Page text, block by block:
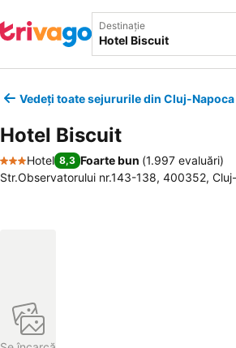
Destinație
Vedeți toate sejururile din Cluj-Napoca
Hotel Biscuit
3 Stele
Hotel 8,3 Foarte bun (1.997 evaluări)
Str.Observatorului nr.143-138, 400352,